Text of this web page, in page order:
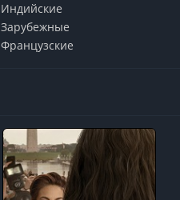
Индийские
Зарубежные
Французские